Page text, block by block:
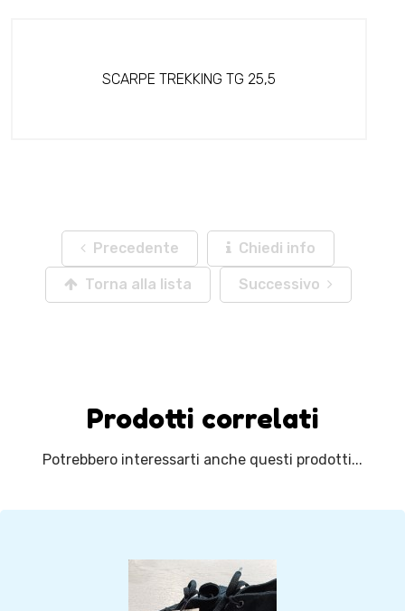
SCARPE TREKKING TG 25,5
Precedente Chiedi info
Torna alla lista Successivo
Prodotti correlati
Potrebbero interessarti anche questi prodotti...